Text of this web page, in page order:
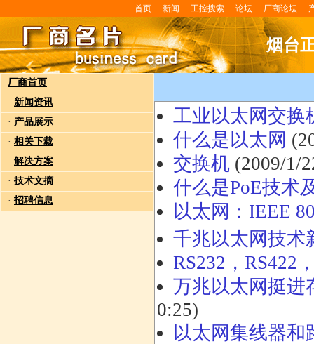
首页 新闻 工控搜索 论坛 厂商论坛
烟台
厂商首页
· 新闻资讯
· 产品展示
· 相关下载
· 解决方案
· 技术文摘
· 招聘信息
工业以太网交换
什么是以太网
交换机 (2009/1/
什么是PoE技术
以太网：IEEE
千兆以太网技术
RS232，RS422
万兆以太网挺进
0:25)
以太网集线器和